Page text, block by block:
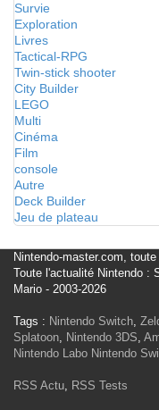
Survie
Exploration
Livres
Tactical-RPG
Twin-stick shooter
City Builder
LEGO
Multi
Cinéma
Film
console
Autre
Deck Builder
Jeu de plateau
Nintendo-master.com,
Toute l'actualité Nintendo :
Mario - 2003-2026
Tags : Nintendo Switch,
Splatoon, Nintendo 3DS,
Nintendo Labo Nintendo
RSS Actu, RSS Tests